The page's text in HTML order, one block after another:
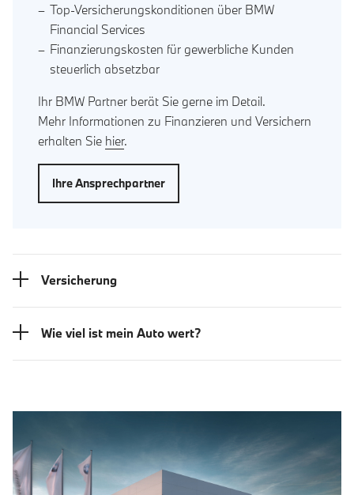
Top-Versicherungskonditionen über BMW
Financial Services
Finanzierungskosten für gewerbliche Kunden
steuerlich absetzbar
Ihr BMW Partner berät Sie gerne im Detail.
Mehr Informationen zu Finanzieren und Versichern
erhalten Sie hier.
Ihre Ansprechpartner
Versicherung
Wie viel ist mein Auto wert?